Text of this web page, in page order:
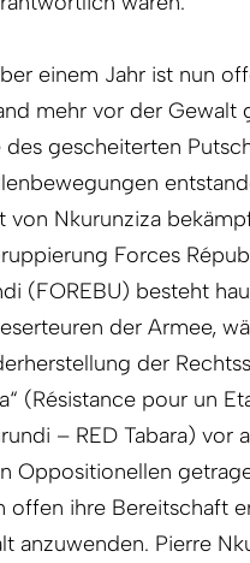
einem Jahr ist nun
mehr vor der Gewalt
des gescheiterten
von Nkurunziza
Forces
(FOREBU) besteht
der Armee,
der
(Résistance pour un
– RED Tabara) vor
Oppositionellen
offen ihre Bereitschaft
anzuwenden. Pierre